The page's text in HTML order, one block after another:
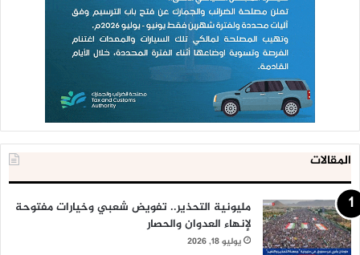
المقالات
مليونية التحذير.. تفويض شعبي وخيارات مفتوحة
لإنهاء العدوان والحصار
يوليو 18, 2026